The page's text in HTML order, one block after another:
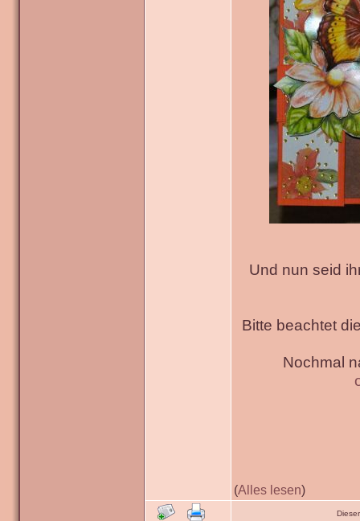
Und nun seid
Bitte beachtet
Nochmal
(Alles lesen)